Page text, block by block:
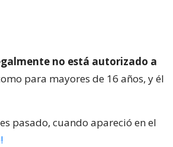
no está autorizado a
para mayores de 16 años, y él
pasado, cuando apareció en el